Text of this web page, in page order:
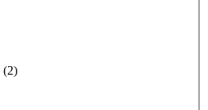
(2)